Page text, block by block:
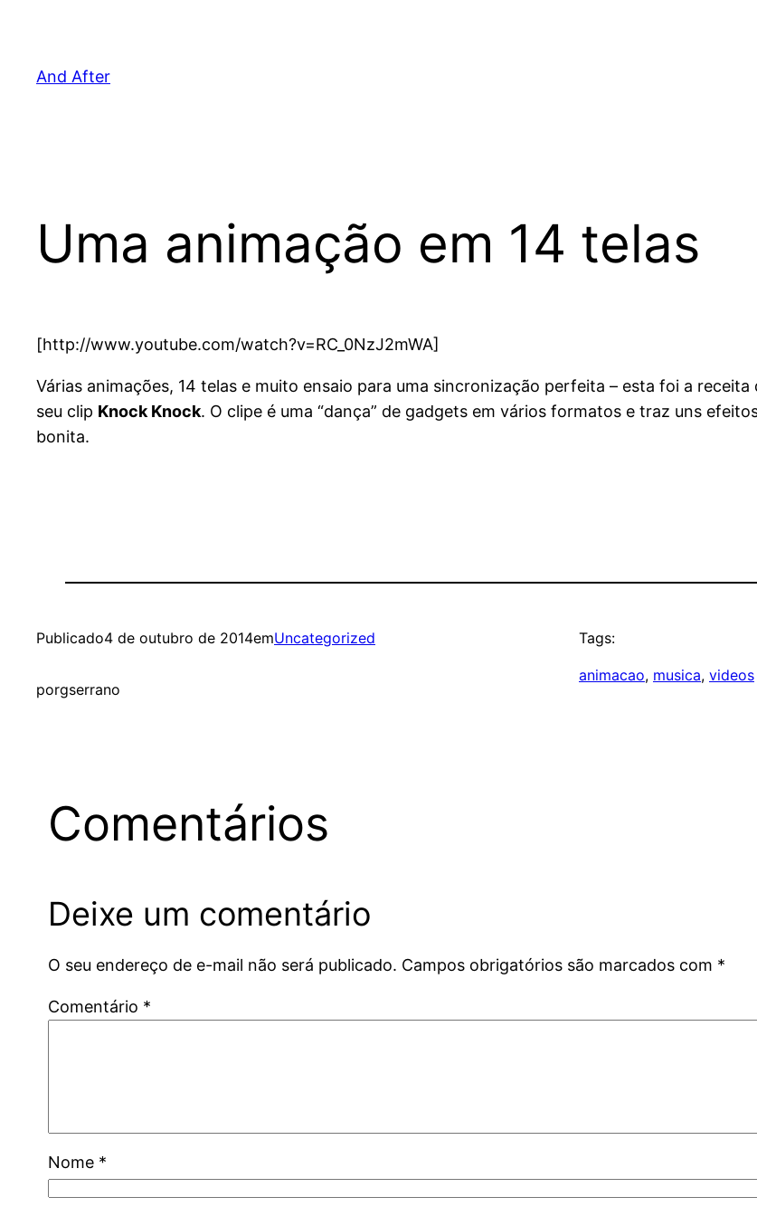
And After
Uma animação em 14 telas
[http://www.youtube.com/watch?v=RC_0NzJ2mWA]
Várias animações, 14 telas e muito ensaio para uma sincronização perfeita – esta foi a receita
seu clip Knock Knock. O clipe é uma “dança” de gadgets em vários formatos e traz uns
bonita.
Publicado4 de outubro de 2014emUncategorized
porgserrano
Tags:
animacao, musica, videos
Comentários
Deixe um comentário
O seu endereço de e-mail não será publicado. Campos obrigatórios são marcados com *
Comentário *
Nome *